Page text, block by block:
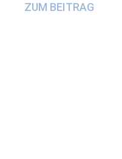
ZUM BEITRAG